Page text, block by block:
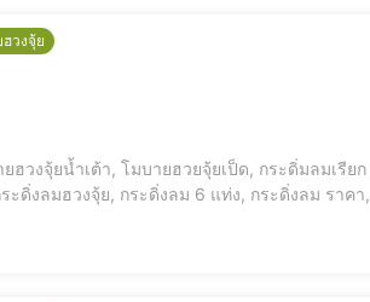
วงจุ้ย
วงจุ้ยน้ำเต้า, โมบายฮวยจุ้ยเป็ด, กระดิ่มลมเรียก
ดิ่งลมฮวงจุ้ย, กระดิ่งลม 6 แท่ง, กระดิ่งลม ราคา,